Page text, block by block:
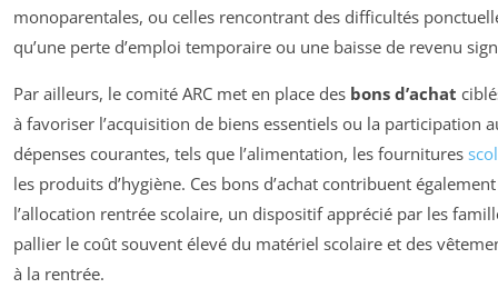
monoparentales, ou celles rencontrant des difficultés
qu’une perte d’emploi temporaire ou une baisse de revenu
Par ailleurs, le comité ARC met en place des bons d’achat
à favoriser l’acquisition de biens essentiels ou la participation
dépenses courantes, tels que l’alimentation, les fournitures
les produits d’hygiène. Ces bons d’achat contribuent
l’allocation rentrée scolaire, un dispositif apprécié par les
pallier le coût souvent élevé du matériel scolaire et des
à la rentrée.